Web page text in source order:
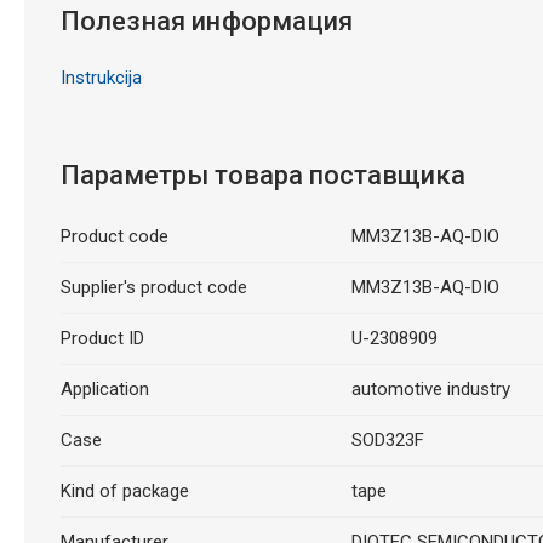
Полезная информация
Instrukcija
Параметры товара поставщика
Product code MM3Z13B-AQ-DIO
Supplier's product code MM3Z13B-AQ-DIO
Product ID U-2308909
Application automotive industry
Case SOD323F
Kind of package tape